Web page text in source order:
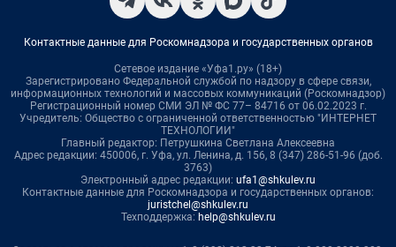
Контактные данные для Роскомнадзора и государственных органов
Сетевое издание «Уфа1.ру» (18+)
Зарегистрировано Федеральной службой по надзору в сфере связи,
информационных технологий и массовых коммуникаций (Роскомнадзор)
Регистрационный номер СМИ ЭЛ № ФС 77– 84716 от 06.02.2023 г.
Учредитель: Общество с ограниченной ответственностью "ИНТЕРНЕТ
ТЕХНОЛОГИИ"
Главный редактор: Петрушкина Светлана Алексеевна
Адрес редакции: 450006, г. Уфа, ул. Ленина, д. 156, 8 (347) 286-51-96 (доб.
3763)
Электронный адрес редакции: ufa1@shkulev.ru
Контактные данные для Роскомнадзора и государственных органов:
juristchel@shkulev.ru
Техподдержка: help@shkulev.ru